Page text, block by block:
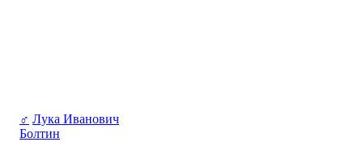
♂ Лука Иванович
Болтин